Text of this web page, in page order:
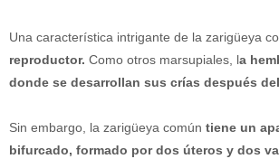
Una característica intrigante de la zarigüeya
reproductor. Como otros marsupiales, la
donde se desarrollan sus crías después
Sin embargo, la zarigüeya común tiene un
bifurcado, formado por dos úteros y dos